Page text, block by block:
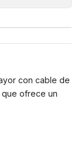
con cable de
ofrece un